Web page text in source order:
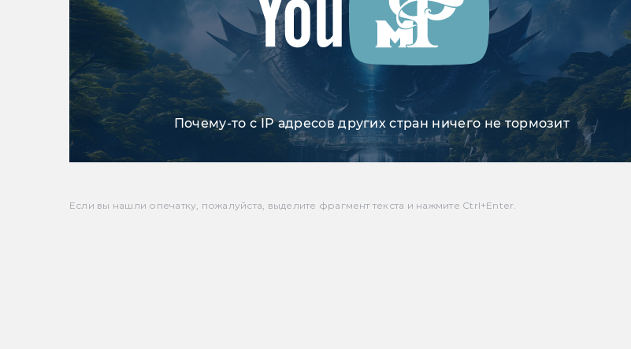
Почему-то с IP адресов других стран ничего не тормозит
Если вы нашли опечатку, пожалуйста, выделите фрагмент текста и нажмите Ctrl+Enter.